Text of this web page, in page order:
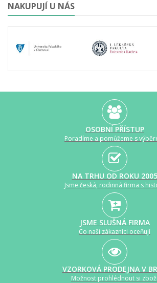
NAKUPUJÍ U NÁS
OSOBNÍ PŘÍSTUP
Poradíme a pomůžeme s
NA TRHU OD ROKU 2005
Jsme česká, rodinná firma s
JSME SLUŠNÁ FIRMA
Co naši zákazníci oceňují
VZORKOVÁ PRODEJNA V
Možnost prohlédnout si